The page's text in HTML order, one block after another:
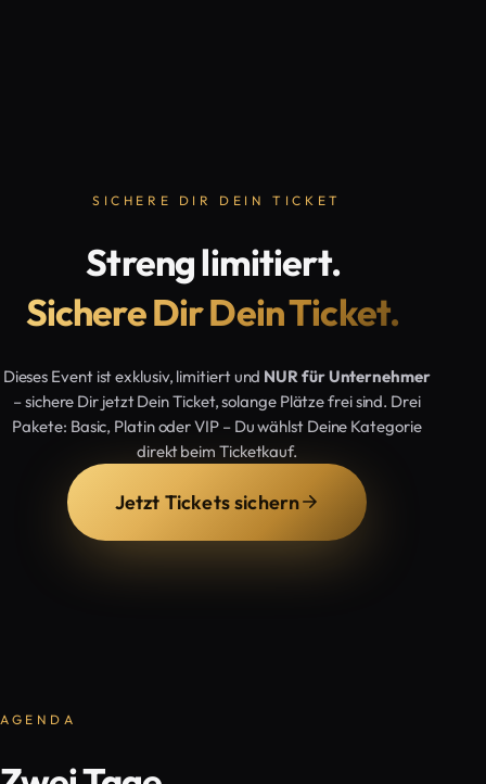
SICHERE DIR DEIN TICKET
Streng limitiert.
Sichere Dir Dein Ticket.
Dieses Event ist exklusiv, limitiert und NUR für Unternehmer
– sichere Dir jetzt Dein Ticket, solange Plätze frei sind. Drei
Pakete: Basic, Platin oder VIP – Du wählst Deine Kategorie
direkt beim Ticketkauf.
Jetzt Tickets sichern
AGENDA